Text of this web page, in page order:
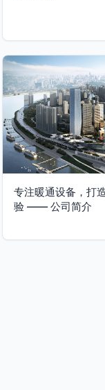
专注暖通设备，打
验 —— 公司简介